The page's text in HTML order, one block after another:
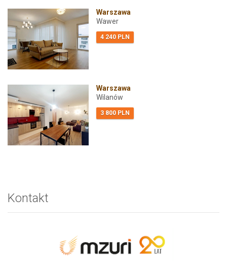
Warszawa
Wawer
4 240 PLN
Warszawa
Wilanów
3 800 PLN
Kontakt